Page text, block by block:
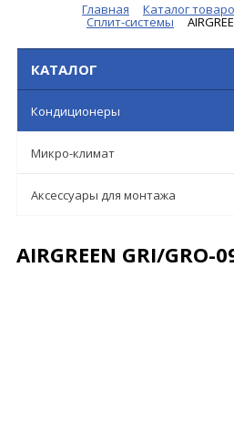
Главная Каталог
Сплит-системы
КАТАЛОГ
Кондиционеры
Микро-климат
Аксессуары для монтажа
AIRGREEN GRI/GRO-